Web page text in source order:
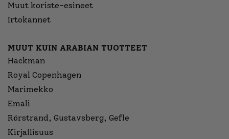
Muut koriste-esineet
Irtokannet
MUUT KUIN ARABIAN TUOTTEET
Hackman
Royal Copenhagen
Marimekko
Emali
Rörstrand, Gustavsberg, Gefle
Kirjallisuus